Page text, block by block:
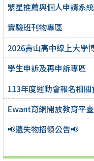
繁星推薦與個人申請系
實驗班刊物專區
2026壽山高中線上大學
學生申訴及再申訴專區
113年度運動會報名相關
Ewant育網開放教育平臺
📢遺失物招領公告📢